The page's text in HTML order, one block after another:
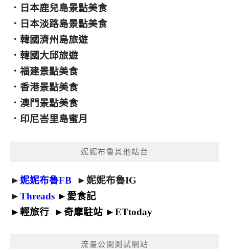
． 日本鹿兒島景點美食
． 日本淡路島景點美食
． 韓國濟州島旅遊
． 韓國大邱旅遊
． 福建景點美食
． 香港景點美食
． 澳門景點美食
． 印尼峇里島蜜月
妮妮布魯其他站台
►妮妮布魯FB ►妮妮布魯IG
►Threads ► 愛食記
►輕旅行 ► 奇摩駐站 ►ETtoday
流量公開測試網站